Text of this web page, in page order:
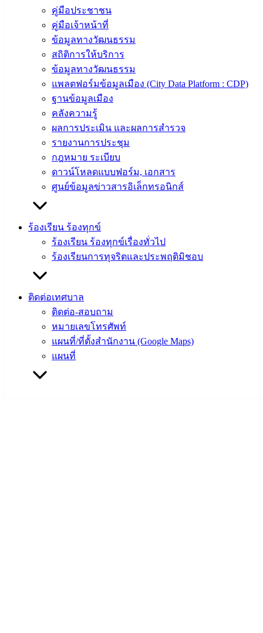
คู่มือประชาชน
คู่มือเจ้าหน้าที่
ข้อมูลทางวัฒนธรรม
สถิติการให้บริการ
ข้อมูลทางวัฒนธรรม
แพลตฟอร์มข้อมูลเมือง (City Data Platform : CDP)
ฐานข้อมูลเมือง
คลังความรู้
ผลการประเมิน และผลการสำรวจ
รายงานการประชุม
กฎหมาย ระเบียบ
ดาวน์โหลดแบบฟอร์ม, เอกสาร
ศูนย์ข้อมูลข่าวสารอิเล็กทรอนิกส์
ร้องเรียน ร้องทุกข์
ร้องเรียน ร้องทุกข์เรื่องทั่วไป
ร้องเรียนการทุจริตและประพฤติมิชอบ
ติดต่อเทศบาล
ติดต่อ-สอบถาม
หมายเลขโทรศัพท์
แผนที่/ที่ตั้งสำนักงาน (Google Maps)
แผนที่
ราชการ
สภา
เทศบาล
สงวนลิขสิทธิ์ © 2563 เทศบาลเมืองอ่างศิลา จังหวัดชลบุรี |
angsilacity.go.th | Powered byBuuscript